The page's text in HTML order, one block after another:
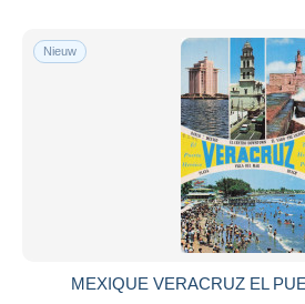
Nieuw
MEXIQUE VERACRUZ EL